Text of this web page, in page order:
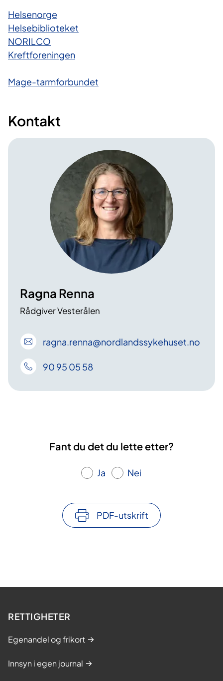
Helsenorge
Helsebiblioteket
NORILCO
Kreftforeningen
Mage-tarmforbundet
Kontakt
Ragna Renna
Rådgiver Vesterålen
ragna.renna@nordlandssykehuset.no
90 95 05 58
Fant du det du lette etter?
Ja Nei
PDF-utskrift
RETTIGHETER
Egenandel og frikort
Innsyn i egen journal